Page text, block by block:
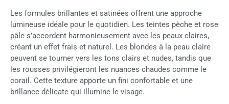
Les formules brillantes et satinées offrent une approche
lumineuse idéale pour le quotidien. Les teintes pêche et rose
pâle s’accordent harmonieusement avec les peaux claires,
créant un effet frais et naturel. Les blondes à la peau claire
peuvent se tourner vers les tons clairs et nudes, tandis que
les rousses privilégieront les nuances chaudes comme le
corail. Cette texture apporte un fini confortable et une
brillance délicate qui illumine le visage.